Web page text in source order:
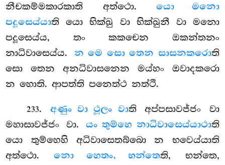
නීචකම්මකාරකාති අත්ථො.යො මනො
පදූසෙය්යාති යො භික්ඛු වා භික්ඛුනී වා මනො
පදූසෙය්ය, තං කකචෙන ඔකන්තනං
නාධිවාසෙය්ය. න මෙ සො තෙන සාසනකරොති
සො තෙන අනධිවාසනෙන මය්හං ඔවාදකරො
න හොති. ආපත්ති පනෙත්ථ නත්ථි.
233. අණුං වා ථූලං වාති අප්පසාවජ්ජං වා
මහාසාවජ්ජං වා. යං තුම්හෙ නාධිවාසෙය්යාථාති
යො තුම්හෙහි අධිවාසෙතබ්බො න භවෙය්යාති
අත්ථො.නො හෙතං, භන්තෙති, භන්තෙ,